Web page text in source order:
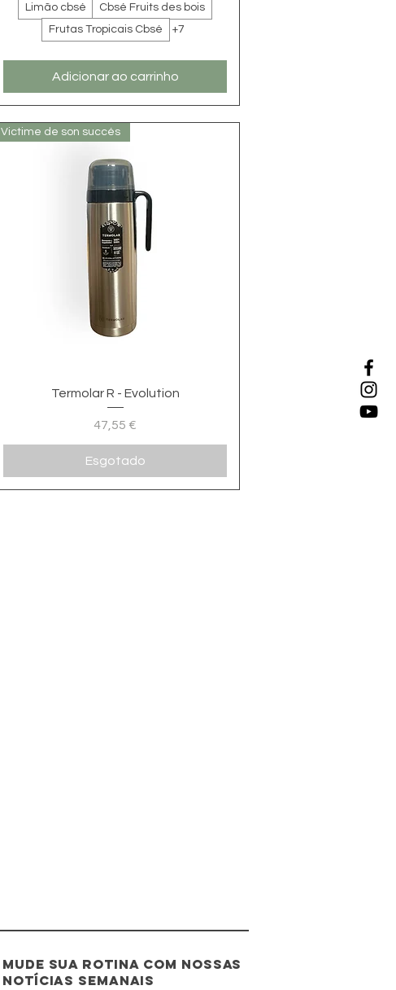
Limão cbsé
Cbsé Fruits des bois
Frutas Tropicais Cbsé
+7
Adicionar ao carrinho
Visualização rápida
Victime de son succés
Termolar R - Evolution
Preço
47,55 €
Esgotado
Mude sua rotina com nossas
notícias semanais